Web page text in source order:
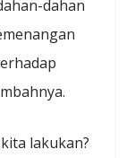
dahan
lakukan?